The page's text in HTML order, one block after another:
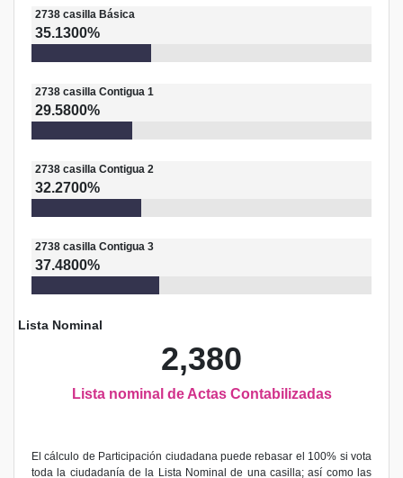
2738 casilla Básica
35.1300%
2738 casilla Contigua 1
29.5800%
2738 casilla Contigua 2
32.2700%
2738 casilla Contigua 3
37.4800%
Lista Nominal
2,380
Lista nominal de Actas Contabilizadas
El cálculo de Participación ciudadana puede rebasar el 100% si vota
toda la ciudadanía de la Lista Nominal de una casilla; así como las